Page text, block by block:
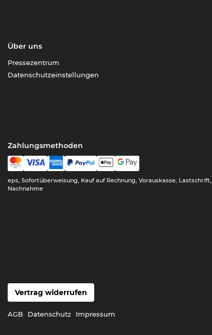
Über uns
Pressezentrum
Datenschutzeinstellungen
Zahlungsmethoden
eps, Sofortüberweisung, Kauf auf Rechnung, Vorauskasse, Lastschrift,
Nachnahme
Vertrag widerrufen
AGB Datenschutz Impressum